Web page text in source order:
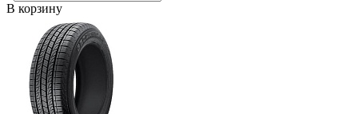
В корзину